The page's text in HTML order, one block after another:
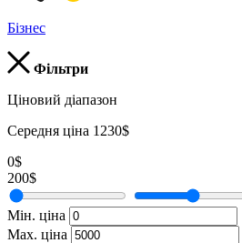
Бізнес
Фільтри
Ціновий діапазон
Середня ціна 1230$
0$
200$
Мін. ціна
Мах. ціна